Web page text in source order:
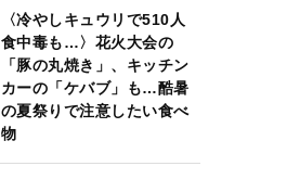
〈冷やしキュウリで510人
食中毒も…〉花火大会の
「豚の丸焼き」、キッチン
カーの「ケバブ」も…酷暑
の夏祭りで注意したい食べ
物